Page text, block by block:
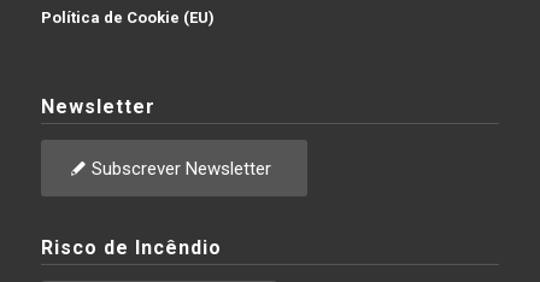
Política de Cookie (EU)
Newsletter
Subscrever Newsletter
Risco de Incêndio